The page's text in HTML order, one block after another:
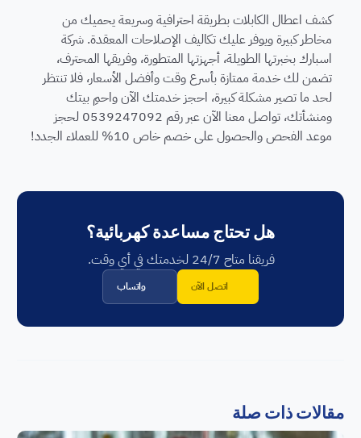
كشف اعطال الكابلاتبطريقة احترافية وسريعة يحميك من
مخاطر كبيرة ويوفر عليك تكاليف الإصلاحات المعقدة. شركة
اسبارك بخبرتها الطويلة، أجهزتها المتطورة، وفريقها المحترف،
تضمن لك خدمة ممتازة بأسرع وقت وأفضل الأسعار، فلا تنتظر
لحد ما تصير مشكلة كبيرة، احجز خدمتك الآن واحمِ بيتك
ومنشأتك،
تواصل معنا الآن عبر رقم 0539247092 لحجز
موعد الفحص والحصول على خصم خاص 10% للعملاء الجدد!
هل تحتاج مساعدة كهربائية؟
فريقنا متاح 24/7 لخدمتك في أي وقت.
اتصل الآن واتساب
مقالات ذات صلة